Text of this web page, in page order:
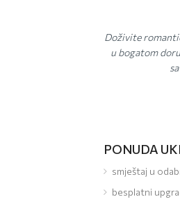
Doživite
u bogatom
PONUDA
smještaj u
besplatni